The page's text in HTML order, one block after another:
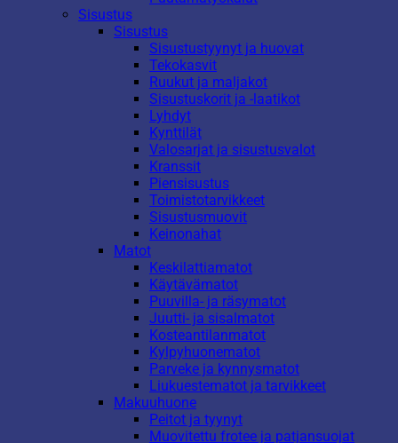
Sisustus
Sisustus
Sisustustyynyt ja huovat
Tekokasvit
Ruukut ja maljakot
Sisustuskorit ja -laatikot
Lyhdyt
Kynttilät
Valosarjat ja sisustusvalot
Kranssit
Piensisustus
Toimistotarvikkeet
Sisustusmuovit
Keinonahat
Matot
Keskilattiamatot
Käytävämatot
Puuvilla- ja räsymatot
Juutti- ja sisalmatot
Kosteantilanmatot
Kylpyhuonematot
Parveke ja kynnysmatot
Liukuestematot ja tarvikkeet
Makuuhuone
Peitot ja tyynyt
Muovitettu frotee ja patjansuojat